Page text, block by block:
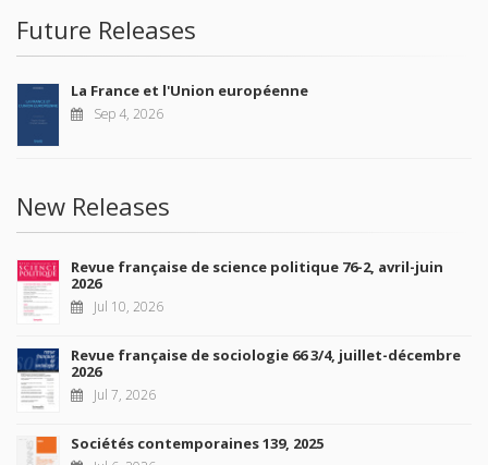
Future Releases
La France et l'Union européenne
Sep 4, 2026
New Releases
Revue française de science politique 76-2, avril-juin
2026
Jul 10, 2026
Revue française de sociologie 66 3/4, juillet-décembre
2026
Jul 7, 2026
Sociétés contemporaines 139, 2025